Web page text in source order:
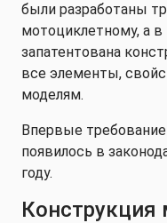
были разработаны
мотоциклетному, а
запатентована
все элементы,
моделям.
Впервые
появилось в
году.